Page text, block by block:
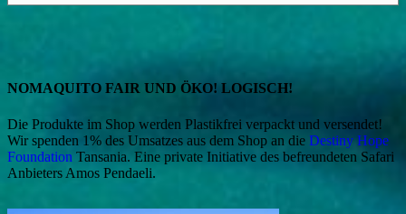
NOMAQUITO FAIR UND ÖKO! LOGISCH!
Die Produkte im Shop werden Plastikfrei verpackt und versendet!
Wir spenden 1% des Umsatzes aus dem Shop an die Destiny Hope
Foundation Tansania. Eine private Initiative des befreundeten Safari
Anbieters Amos Pendaeli.